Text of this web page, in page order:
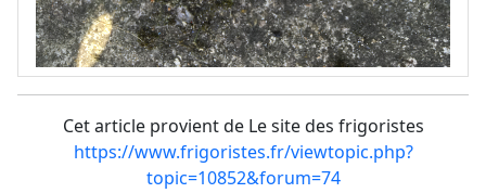
Cet article provient de Le site des frigoristes
https://www.frigoristes.fr/viewtopic.php?
topic=10852&forum=74